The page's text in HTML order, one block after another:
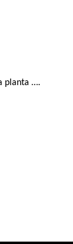
planta ….